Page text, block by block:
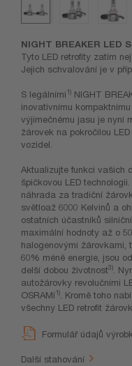
NIGHT BREAKER LED
Tyto LED retrofity zatím
Jejich schvalování je v
S legálními1) NIGHT
inovativnímu
výjimečnému jasu je nyní
žárovek na pokročilou
vozidel.
Aktualizujte funkci vašich
špičkovou LED
náhrada za tradiční
světloaž 6000 Kelvinů a
ostatních účastníků
maximální hodnoty až o
halogenovými žárovkami,
60% méně energie, jsou
delší dobou životnost3)
.
autožárovky revolučními
OSRAMí1)
. Kromě toho
všechny LED retrofit
Formulář údajů
Další stahování